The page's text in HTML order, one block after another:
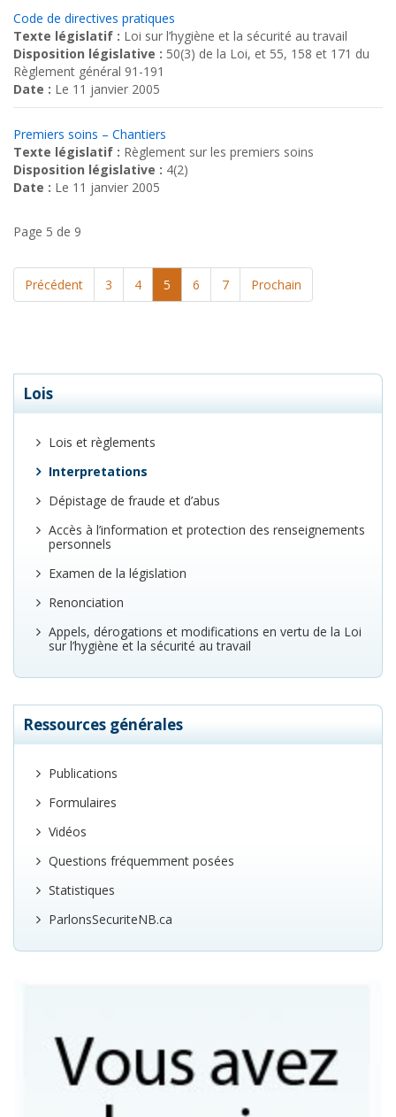
Code de directives pratiques
Texte législatif : Loi sur l’hygiène et la sécurité au travail
Disposition législative : 50(3) de la Loi, et 55, 158 et 171 du
Règlement général 91-191
Date : Le 11 janvier 2005
Premiers soins – Chantiers
Texte législatif : Règlement sur les premiers soins
Disposition législative : 4(2)
Date : Le 11 janvier 2005
Page 5 de 9
Précédent 3 4 5 6 7 Prochain
Lois
Lois et règlements
Interpretations
Dépistage de fraude et d’abus
Accès à l’information et protection des renseignements
personnels
Examen de la législation
Renonciation
Appels, dérogations et modifications en vertu de la Loi
sur l’hygiène et la sécurité au travail
Ressources générales
Publications
Formulaires
Vidéos
Questions fréquemment posées
Statistiques
ParlonsSecuriteNB.ca